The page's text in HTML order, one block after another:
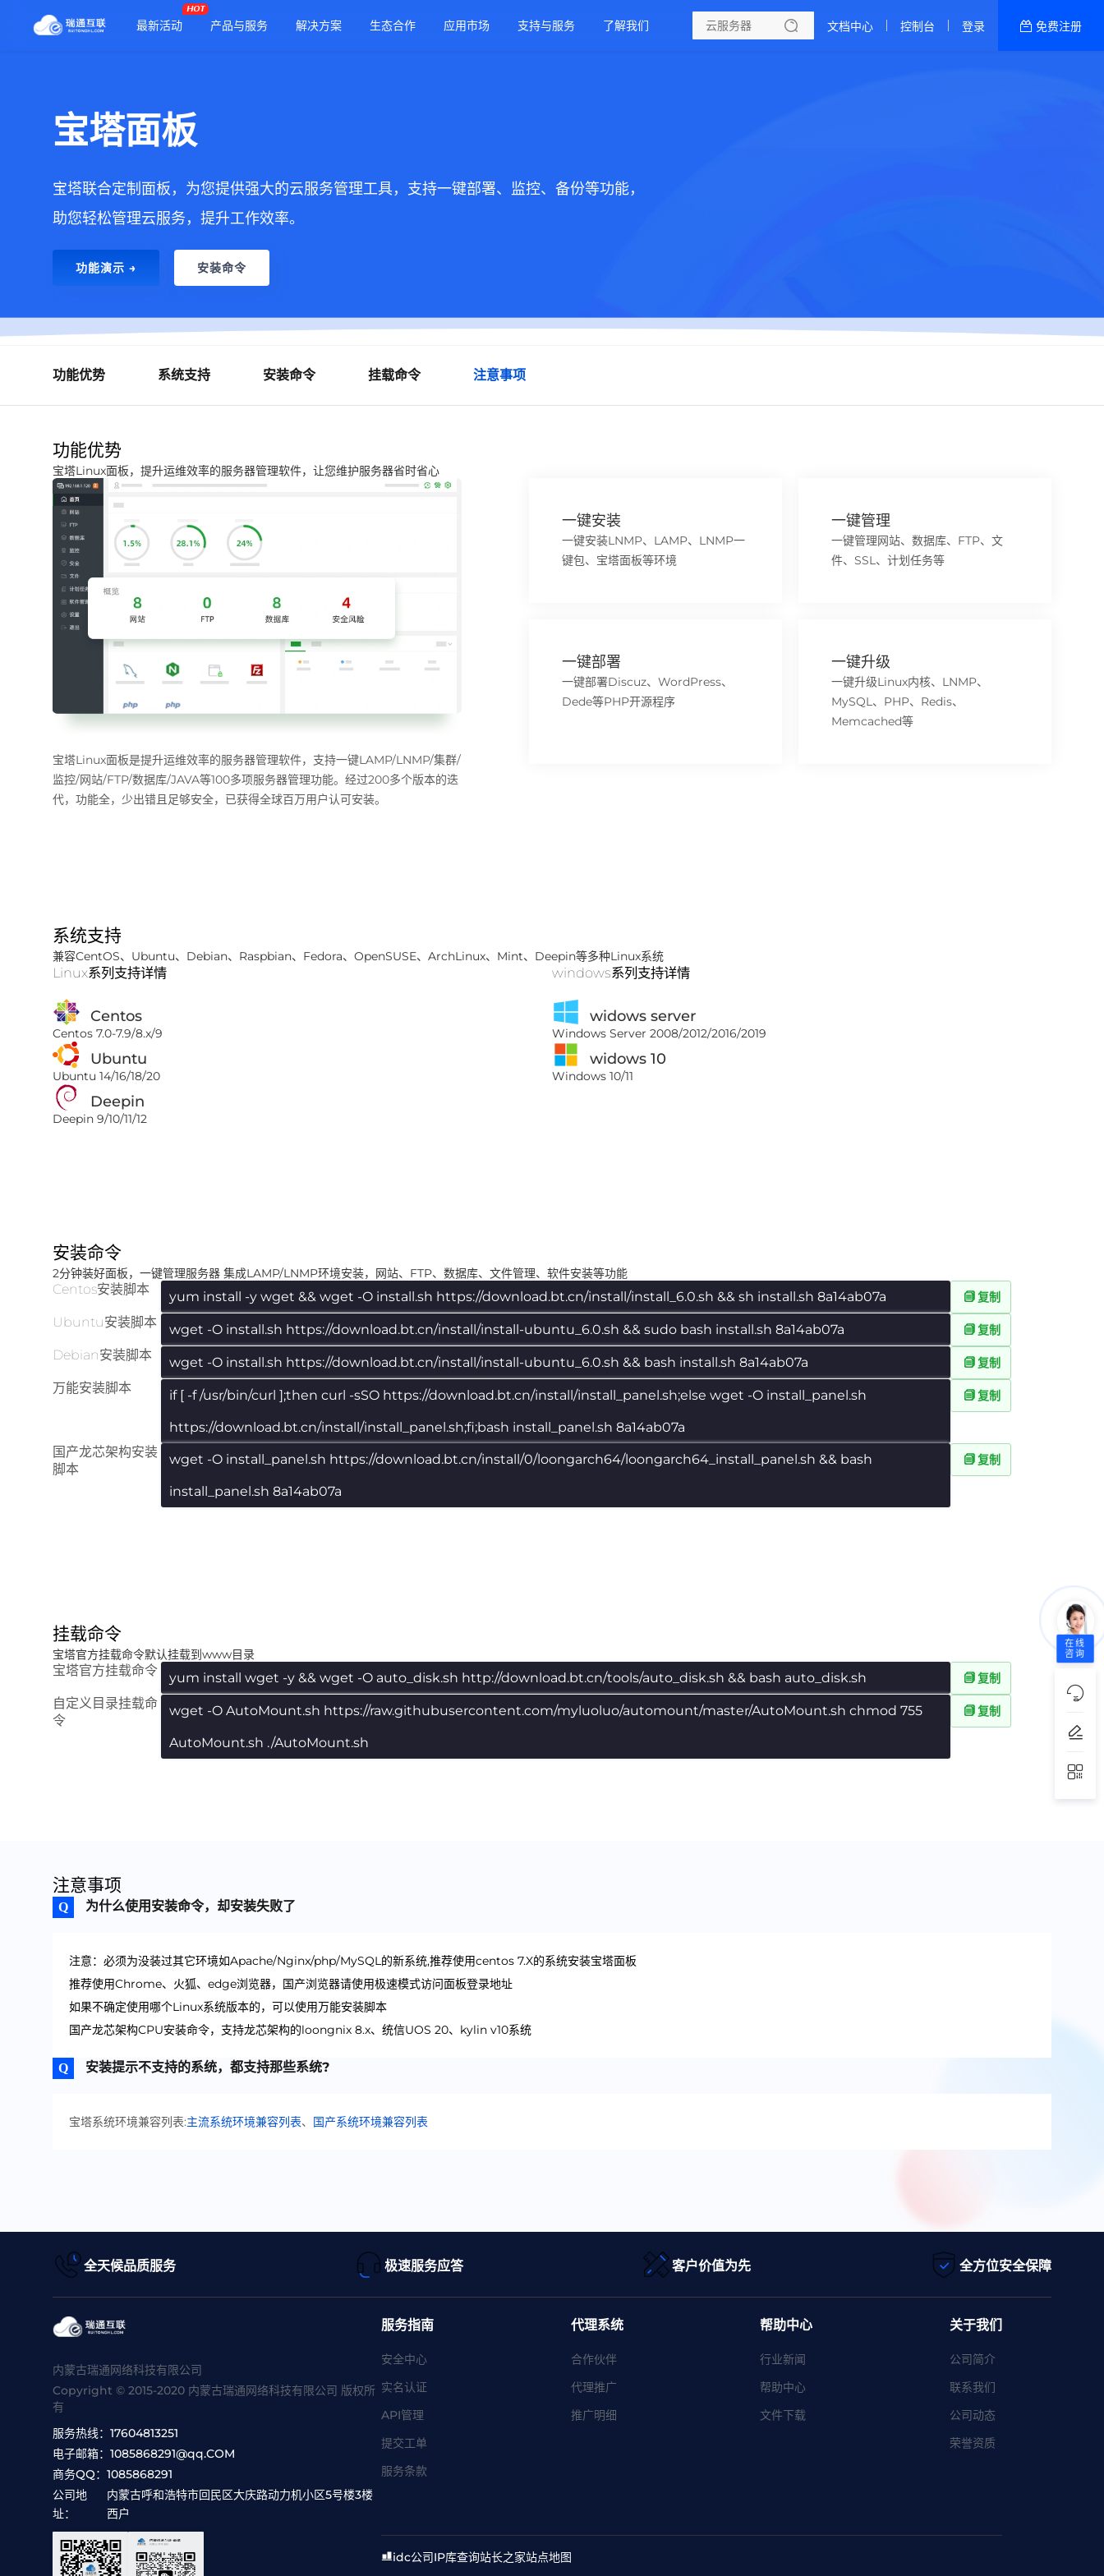
最新活动
HOT
产品与服务 解决方案 生态合作 应用市场 支持与服务
了解我们
文档中心 控制台 登录 免费注册
宝塔面板
宝塔联合定制面板，为您提供强大的云服务管理工具，支持一键部署、监控、备份等功能，
助您轻松管理云服务，提升工作效率。
功能演示 → 安装命令
功能优势 系统支持 安装命令 挂载命令 注意事项
功能优势
宝塔Linux面板，提升运维效率的服务器管理软件，让您维护服务器省时省心
宝塔Linux面板是提升运维效率的服务器管理软件，支持一键LAMP/LNMP/集群/
监控/网站/FTP/数据库/JAVA等100多项服务器管理功能。经过200多个版本的迭
代，功能全，少出错且足够安全，已获得全球百万用户认可安装。
一键安装
一键安装LNMP、LAMP、LNMP一
键包、宝塔面板等环境
一键管理
一键管理网站、数据库、FTP、文
件、SSL、计划任务等
一键部署
一键部署Discuz、WordPress、
Dede等PHP开源程序
一键升级
一键升级Linux内核、LNMP、
MySQL、PHP、Redis、
Memcached等
系统支持
兼容CentOS、Ubuntu、Debian、Raspbian、Fedora、OpenSUSE、ArchLinux、Mint、Deepin等多种Linux系统
Linux系列支持详情
Centos
Centos 7.0-7.9/8.x/9
Ubuntu
Ubuntu 14/16/18/20
Deepin
Deepin 9/10/11/12
windows系列支持详情
widows server
Windows Server 2008/2012/2016/2019
widows 10
Windows 10/11
安装命令
2分钟装好面板，一键管理服务器 集成LAMP/LNMP环境安装，网站、FTP、数据库、文件管理、软件安装等功能
Centos安装脚本 yum install -y wget && wget -O install.sh https://download.bt.cn/install/install_6.0.sh && sh install.sh 8a14ab07a 复制
Ubuntu安装脚本 wget -O install.sh https://download.bt.cn/install/install-ubuntu_6.0.sh && sudo bash install.sh 8a14ab07a 复制
Debian安装脚本 wget -O install.sh https://download.bt.cn/install/install-ubuntu_6.0.sh && bash install.sh 8a14ab07a 复制
万能安装脚本 if [ -f /usr/bin/curl ];then curl -sSO https://download.bt.cn/install/install_panel.sh;else wget -O install_panel.sh
https://download.bt.cn/install/install_panel.sh;fi;bash install_panel.sh 8a14ab07a
复制
国产龙芯架构安装
脚本
wget -O install_panel.sh https://download.bt.cn/install/0/loongarch64/loongarch64_install_panel.sh && bash
install_panel.sh 8a14ab07a
复制
挂载命令
宝塔官方挂载命令默认挂载到www目录
宝塔官方挂载命令 yum install wget -y && wget -O auto_disk.sh http://download.bt.cn/tools/auto_disk.sh && bash auto_disk.sh 复制
自定义目录挂载命
令
wget -O AutoMount.sh https://raw.githubusercontent.com/myluoluo/automount/master/AutoMount.sh chmod 755
AutoMount.sh ./AutoMount.sh
复制
注意事项
为什么使用安装命令，却安装失败了
注意：必须为没装过其它环境如Apache/Nginx/php/MySQL的新系统,推荐使用centos 7.X的系统安装宝塔面板
推荐使用Chrome、火狐、edge浏览器，国产浏览器请使用极速模式访问面板登录地址
如果不确定使用哪个Linux系统版本的，可以使用万能安装脚本
国产龙芯架构CPU安装命令，支持龙芯架构的loongnix 8.x、统信UOS 20、kylin v10系统
安装提示不支持的系统，都支持那些系统?
宝塔系统环境兼容列表:主流系统环境兼容列表、 国产系统环境兼容列表
全天候品质服务 极速服务应答 客户价值为先 全方位安全保障
内蒙古瑞通网络科技有限公司
Copyright © 2015-2020 内蒙古瑞通网络科技有限公司 版权所
有
服务热线： 17604813251
电子邮箱： 1085868291@qq.COM
商务QQ： 1085868291
公司地
址：
内蒙古呼和浩特市回民区大庆路动力机小区5号楼3楼
西户
服务指南
安全中心
实名认证
API管理
提交工单
服务条款
代理系统
合作伙伴
代理推广
推广明细
帮助中心
行业新闻
帮助中心
文件下载
关于我们
公司简介
联系我们
公司动态
荣誉资质
idc公司IP库查询站长之家站点地图
在线
咨询